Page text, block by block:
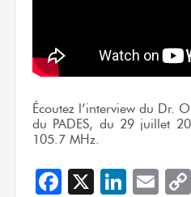
Écoutez l’interview du Dr.
du PADES, du 29 juillet
105.7 MHz.
Facebook
X